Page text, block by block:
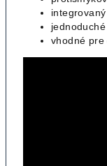
vhodné